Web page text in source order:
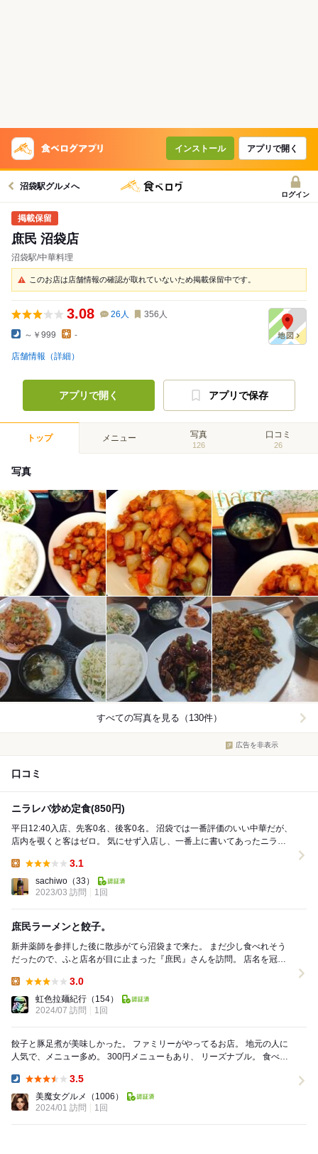
インストール アプリで開く
沼袋駅グルメへ
ログイン
庶民 沼袋店
沼袋駅/中華料理
このお店は店舗情報の確認が取れていないため掲載保留中です。
3.08 26 人 356 人
～￥999 -
店舗情報（詳細）
アプリで開く アプリで保存
トップ メニュー 写真
126
口コミ
26
写真
すべての写真を見る（130件）
広告を非表示
口コミ
ニラレバ炒め定食(850円)
平日12:40入店、先客0名、後客0名。 沼袋では一番評価のいい中華だが、
店内を覗くと客はゼロ。 気にせず入店し、一番上に書いてあったニラレ
3.1
sachiwo （33）
2023/03 訪問
1回
庶民ラーメンと餃子。
新井薬師を参拝した後に散歩がてら沼袋まで来た。 まだ少し食べれそう
だったので、ふと店名が目に止まった『庶民』さんを訪問。 店名を冠し
3.0
虹色拉麺紀行 （154）
2024/07 訪問
1回
餃子と豚足煮が美味しかった。 ファミリーがやってるお店。 地元の人に
人気で、メニュー多め。 300円メニューもあり、 リーズナブル。 食べ放
3.5
美魔女グルメ
（1006）
2024/01 訪問
1回